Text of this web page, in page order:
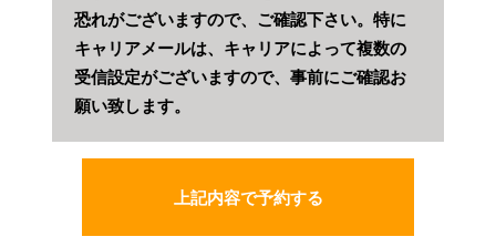
恐れがございますので、ご確認下さい。特に
キャリアメールは、キャリアによって複数の
受信設定がございますので、事前にご確認お
願い致します。